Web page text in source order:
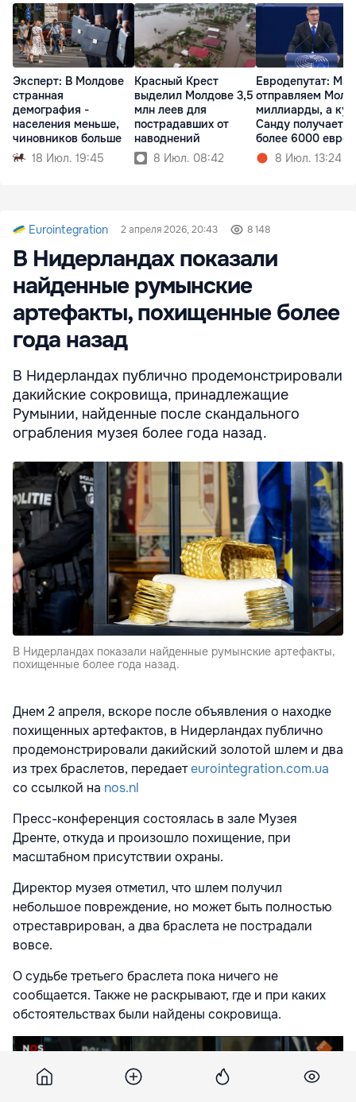
Эксперт: В Молдове
странная
демография -
населения меньше,
чиновников больше
18 Июл. 19:45
Красный Крест
выделил Молдове 3,5
млн леев для
пострадавших от
наводнений
8 Июл. 08:42
Евродепутат: Мы
отправляем
миллиарды, а
Санду получает
более 6000 евро
8 Июл. 13:24
Eurointegration 2 апреля 2026, 20:43 8 148
В Нидерландах показали
найденные румынские
артефакты, похищенные более
года назад
В Нидерландах публично продемонстрировали
дакийские сокровища, принадлежащие
Румынии, найденные после скандального
ограбления музея более года назад.
В Нидерландах показали найденные румынские артефакты,
похищенные более года назад.
Днем 2 апреля, вскоре после объявления о находке
похищенных артефактов, в Нидерландах публично
продемонстрировали дакийский золотой шлем и два
из трех браслетов, передаетeurointegration.com.ua
со ссылкой на nos.nl
Пресс-конференция состоялась в зале Музея
Дренте, откуда и произошло похищение, при
масштабном присутствии охраны.
Директор музея отметил, что шлем получил
небольшое повреждение, но может быть полностью
отреставрирован, а два браслета не пострадали
вовсе.
О судьбе третьего браслета пока ничего не
сообщается. Также не раскрывают, где и при каких
обстоятельствах были найдены сокровища.